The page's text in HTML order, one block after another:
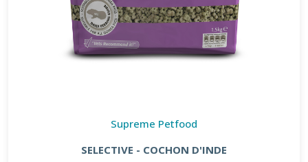
Supreme Petfood
SELECTIVE - COCHON D'INDE